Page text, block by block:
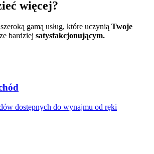
więcej?
gamą usług, które uczynią Twoje
bardziej satysfakcjonującym.
dostępnych do wynajmu od ręki